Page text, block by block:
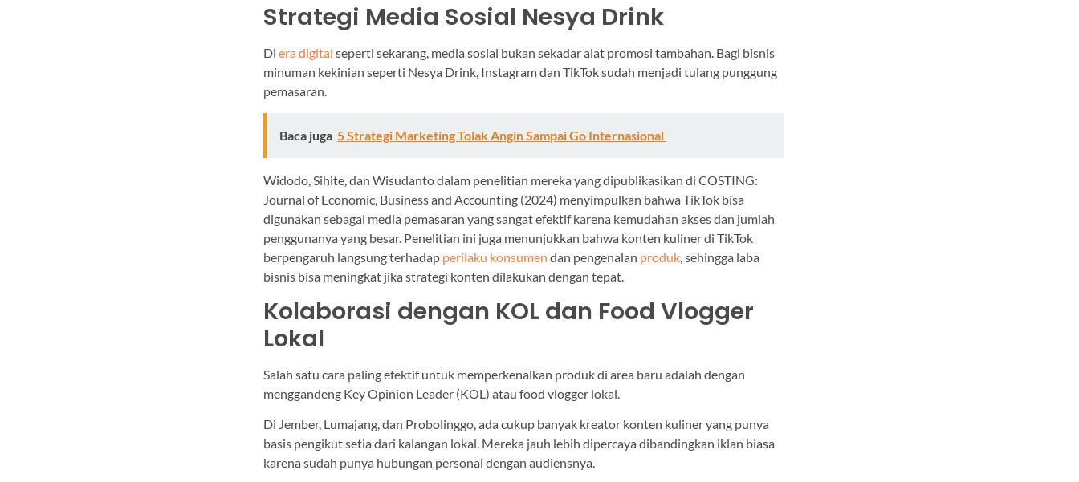
Strategi Media Sosial Nesya Drink
Diera digital seperti sekarang, media sosial bukan sekadar alat promosi tambahan. Bagi bisnis
minuman kekinian seperti Nesya Drink, Instagram dan TikTok sudah menjadi tulang punggung
pemasaran.
Baca juga 5 Strategi Marketing Tolak Angin Sampai Go Internasional
Widodo, Sihite, dan Wisudanto dalam penelitian mereka yang dipublikasikan di COSTING:
Journal of Economic, Business and Accounting (2024) menyimpulkan bahwa TikTok bisa
digunakan sebagai media pemasaran yang sangat efektif karena kemudahan akses dan jumlah
penggunanya yang besar. Penelitian ini juga menunjukkan bahwa konten kuliner di TikTok
berpengaruh langsung terhadap perilaku konsumen dan pengenalan produk , sehingga laba
bisnis bisa meningkat jika strategi konten dilakukan dengan tepat.
Kolaborasi dengan KOL dan Food Vlogger
Lokal
Salah satu cara paling efektif untuk memperkenalkan produk di area baru adalah dengan
menggandeng Key Opinion Leader (KOL) atau food vlogger lokal.
Di Jember, Lumajang, dan Probolinggo, ada cukup banyak kreator konten kuliner yang punya
basis pengikut setia dari kalangan lokal. Mereka jauh lebih dipercaya dibandingkan iklan biasa
karena sudah punya hubungan personal dengan audiensnya.